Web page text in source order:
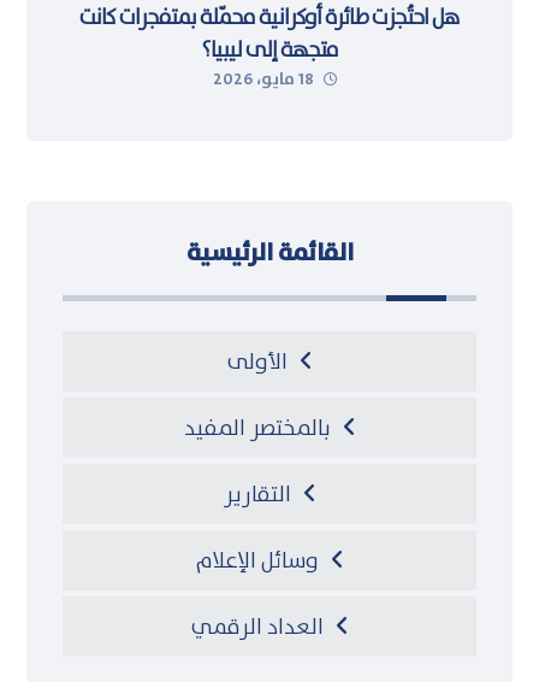
هل احتُجزت طائرة أوكرانية محمّلة بمتفجرات كانت
متجهة إلى ليبيا؟
18 مايو، 2026
القائمة الرئيسية
الأولى
بالمختصر المفيد
التقارير
وسائل الإعلام
العداد الرقمي